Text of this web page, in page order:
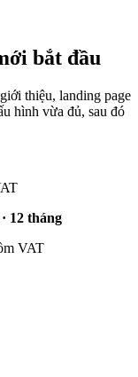
bắt đầu
thiệu, landing page
hình vừa đủ, sau đó
12 tháng
VAT